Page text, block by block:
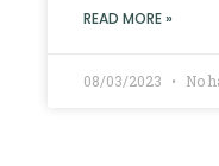
READ MORE »
08/03/2023 No